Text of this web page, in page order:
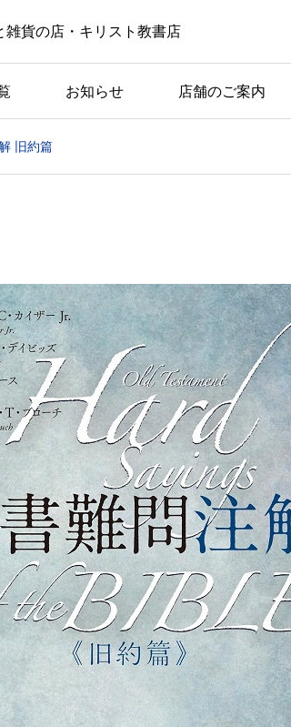
雑貨の店・キリスト教書店
お知らせ 店舗のご案内
旧約篇